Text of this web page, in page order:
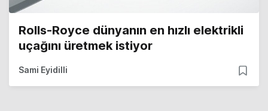
Rolls-Royce dünyanın en hızlı elektrikli
uçağını üretmek istiyor
Sami Eyidilli